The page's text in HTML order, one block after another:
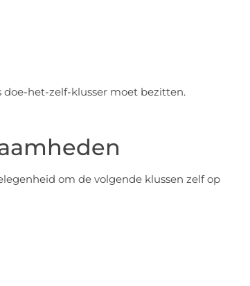
doe-het-zelf-klusser moet bezitten.
om de volgende klussen zelf op